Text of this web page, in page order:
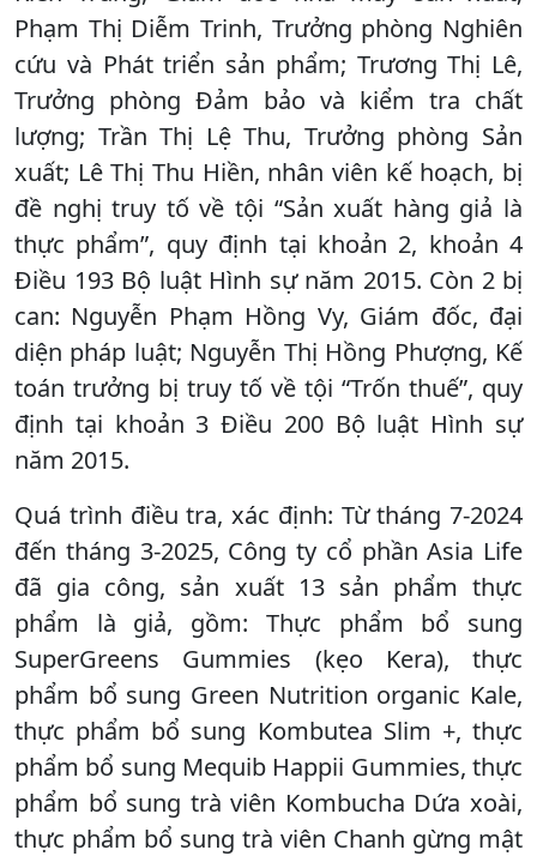
Phạm Thị Diễm Trinh, Trưởng phòng Nghiên
cứu và Phát triển sản phẩm; Trương Thị Lê,
Trưởng phòng Đảm bảo và kiểm tra chất
lượng; Trần Thị Lệ Thu, Trưởng phòng Sản
xuất; Lê Thị Thu Hiền, nhân viên kế hoạch, bị
đề nghị truy tố về tội “Sản xuất hàng giả là
thực phẩm”, quy định tại khoản 2, khoản 4
Điều 193 Bộ luật Hình sự năm 2015. Còn 2 bị
can: Nguyễn Phạm Hồng Vy, Giám đốc, đại
diện pháp luật; Nguyễn Thị Hồng Phượng, Kế
toán trưởng bị truy tố về tội “Trốn thuế”, quy
định tại khoản 3 Điều 200 Bộ luật Hình sự
năm 2015.
Quá trình điều tra, xác định: Từ tháng 7-2024
đến tháng 3-2025, Công ty cổ phần Asia Life
đã gia công, sản xuất 13 sản phẩm thực
phẩm là giả, gồm: Thực phẩm bổ sung
SuperGreens Gummies (kẹo Kera), thực
phẩm bổ sung Green Nutrition organic Kale,
thực phẩm bổ sung Kombutea Slim +, thực
phẩm bổ sung Mequib Happii Gummies, thực
phẩm bổ sung trà viên Kombucha Dứa xoài,
thực phẩm bổ sung trà viên Chanh gừng mật